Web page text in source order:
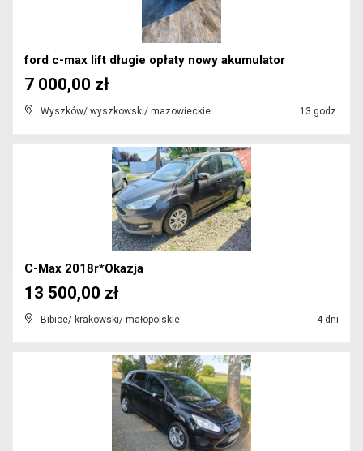
ford c-max lift długie opłaty nowy akumulator
Wyszków/ wyszkowski/ mazowieckie 13 godz.
7 000,00 zł
C-Max 2018r*Okazja
Bibice/ krakowski/ małopolskie 4 dni
13 500,00 zł